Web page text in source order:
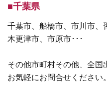
■千葉県
千葉市、船橋市、市川市、
木更津市、市原市･･･
その他市町村その他、全国
お気軽にお問合せください。